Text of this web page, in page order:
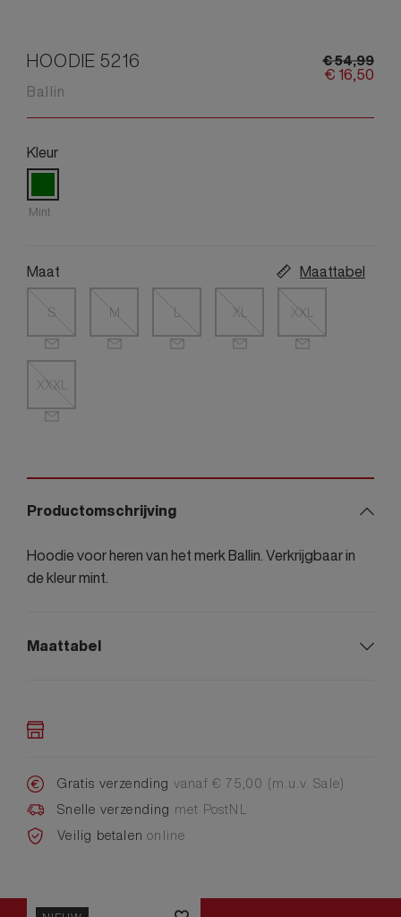
HOODIE 5216
Ballin
€54,99
€ 16,50
Kleur
Mint
Maat Maattabel
S M L XL XXL
XXXL
Productomschrijving
Hoodie voor heren van het merk Ballin. Verkrijgbaar in
de kleur mint.
Maattabel
Gratis verzending vanaf € 75,00 (m.u.v. Sale)
Snelle verzending met PostNL
Veilig betalenonline